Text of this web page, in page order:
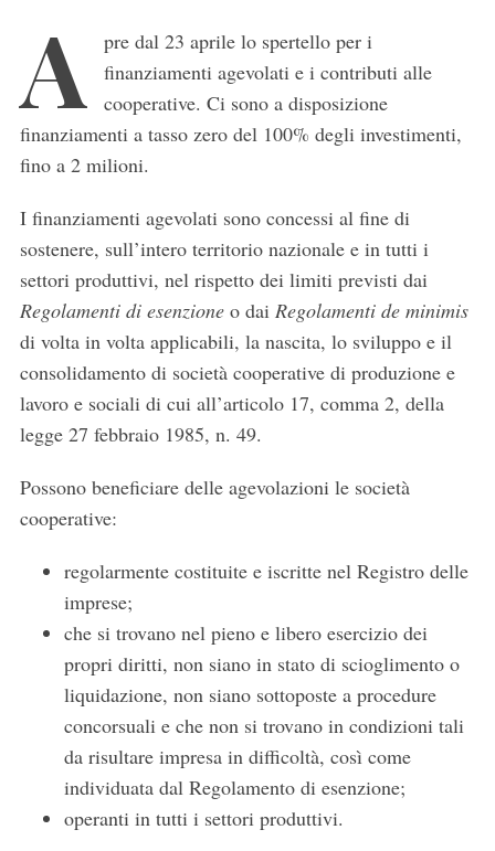
A
pre dal 23 aprile lo spertello per i
finanziamenti agevolati e i contributi alle
cooperative. Ci sono a disposizione
finanziamenti a tasso zero del 100% degli investimenti,
fino a 2 milioni.
I finanziamenti agevolati sono concessi al fine di
sostenere, sull’intero territorio nazionale e in tutti i
settori produttivi, nel rispetto dei limiti previsti dai
Regolamenti di esenzioneo dai Regolamenti de minimis
di volta in volta applicabili, la nascita, lo sviluppo e il
consolidamento di società cooperative di produzione e
lavoro e sociali di cui all’articolo 17, comma 2, della
legge 27 febbraio 1985, n. 49.
Possono beneficiare delle agevolazioni le società
cooperative:
regolarmente costituite e iscritte nel Registro delle
imprese;
che si trovano nel pieno e libero esercizio dei
propri diritti, non siano in stato di scioglimento o
liquidazione, non siano sottoposte a procedure
concorsuali e che non si trovano in condizioni tali
da risultare impresa in difficoltà, così come
individuata dal Regolamento di esenzione;
operanti in tutti i settori produttivi.